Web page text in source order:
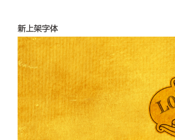
新上架字体